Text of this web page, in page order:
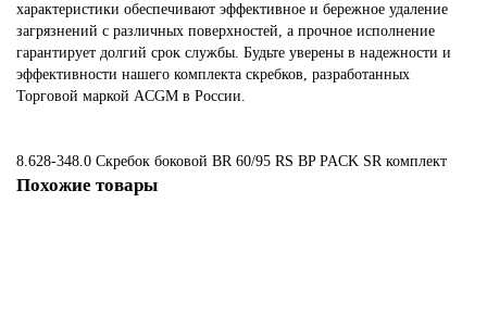
характеристики обеспечивают эффективное и бережное удаление
загрязнений с различных поверхностей, а прочное исполнение
гарантирует долгий срок службы. Будьте уверены в надежности и
эффективности нашего комплекта скребков, разработанных
Торговой маркой ACGM в России.
8.628-348.0 Скребок боковой BR 60/95 RS BP PACK SR комплект
Похожие товары